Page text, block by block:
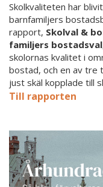
Skolkvaliteten har
barnfamiljers
rapport, Skolval &
familjers bostadsval
skolornas kvalitet i
bostad, och en av tre
just skäl kopplade till
Till rapporten
Mäklarbilder
en
mångmiljonindustri